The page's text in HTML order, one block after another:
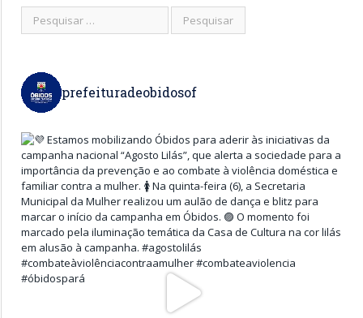
prefeituradeobidosof